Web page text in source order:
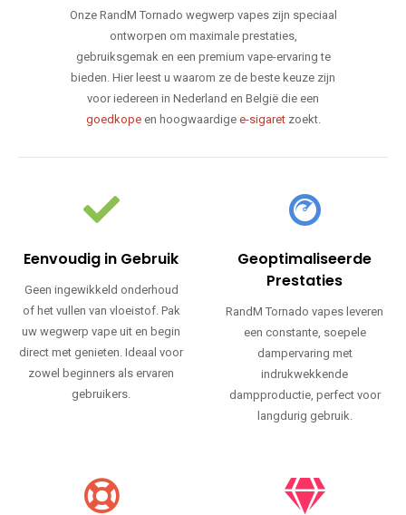
Onze RandM Tornado wegwerp vapes zijn speciaal
ontworpen om maximale prestaties,
gebruiksgemak en een premium vape-ervaring te
bieden. Hier leest u waarom ze de beste keuze zijn
voor iedereen in Nederland en België die een
goedkopeen hoogwaardige e-sigaretzoekt.
Eenvoudig in Gebruik
Geen ingewikkeld onderhoud
of het vullen van vloeistof. Pak
uw wegwerp vape uit en begin
direct met genieten. Ideaal voor
zowel beginners als ervaren
gebruikers.
Geoptimaliseerde
Prestaties
RandM Tornado vapes leveren
een constante, soepele
dampervaring met
indrukwekkende
dampproductie, perfect voor
langdurig gebruik.